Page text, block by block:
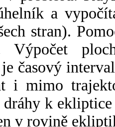
a
stran).
Výpočet
časový
i mimo
dráhy k
v rovině